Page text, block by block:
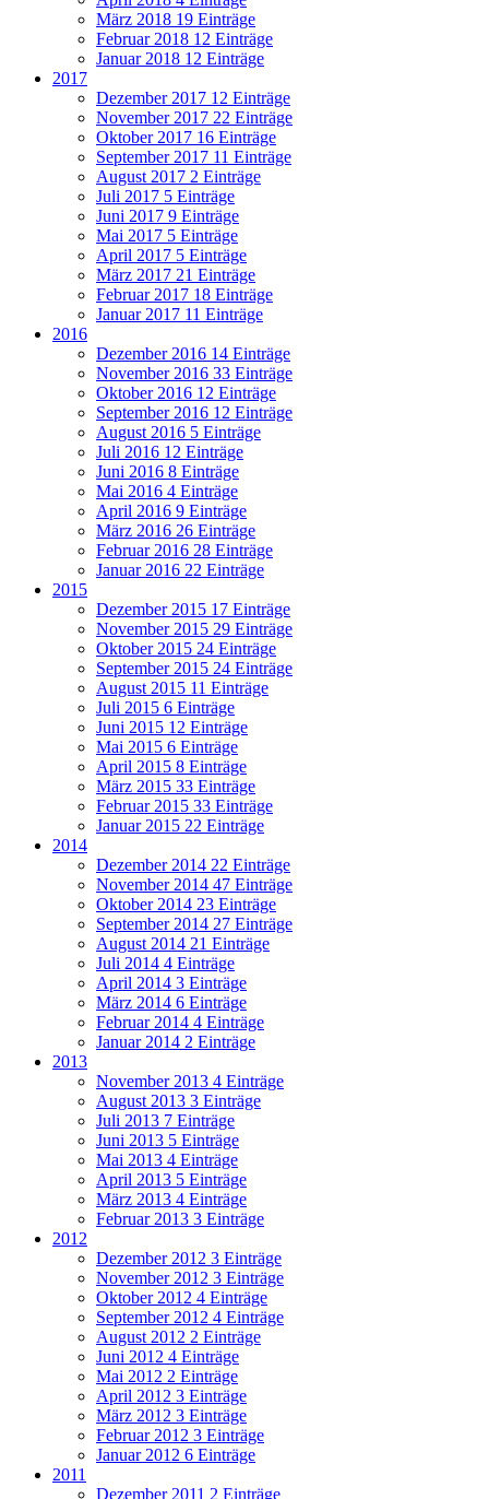
März 2018 19 Einträge
Februar 2018 12 Einträge
Januar 2018 12 Einträge
2017
Dezember 2017 12 Einträge
November 2017 22 Einträge
Oktober 2017 16 Einträge
September 2017 11 Einträge
August 2017 2 Einträge
Juli 2017 5 Einträge
Juni 2017 9 Einträge
Mai 2017 5 Einträge
April 2017 5 Einträge
März 2017 21 Einträge
Februar 2017 18 Einträge
Januar 2017 11 Einträge
2016
Dezember 2016 14 Einträge
November 2016 33 Einträge
Oktober 2016 12 Einträge
September 2016 12 Einträge
August 2016 5 Einträge
Juli 2016 12 Einträge
Juni 2016 8 Einträge
Mai 2016 4 Einträge
April 2016 9 Einträge
März 2016 26 Einträge
Februar 2016 28 Einträge
Januar 2016 22 Einträge
2015
Dezember 2015 17 Einträge
November 2015 29 Einträge
Oktober 2015 24 Einträge
September 2015 24 Einträge
August 2015 11 Einträge
Juli 2015 6 Einträge
Juni 2015 12 Einträge
Mai 2015 6 Einträge
April 2015 8 Einträge
März 2015 33 Einträge
Februar 2015 33 Einträge
Januar 2015 22 Einträge
2014
Dezember 2014 22 Einträge
November 2014 47 Einträge
Oktober 2014 23 Einträge
September 2014 27 Einträge
August 2014 21 Einträge
Juli 2014 4 Einträge
April 2014 3 Einträge
März 2014 6 Einträge
Februar 2014 4 Einträge
Januar 2014 2 Einträge
2013
November 2013 4 Einträge
August 2013 3 Einträge
Juli 2013 7 Einträge
Juni 2013 5 Einträge
Mai 2013 4 Einträge
April 2013 5 Einträge
März 2013 4 Einträge
Februar 2013 3 Einträge
2012
Dezember 2012 3 Einträge
November 2012 3 Einträge
Oktober 2012 4 Einträge
September 2012 4 Einträge
August 2012 2 Einträge
Juni 2012 4 Einträge
Mai 2012 2 Einträge
April 2012 3 Einträge
März 2012 3 Einträge
Februar 2012 3 Einträge
Januar 2012 6 Einträge
2011
Dezember 2011 2 Einträge